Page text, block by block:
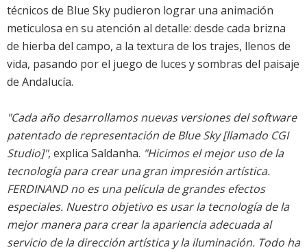
técnicos de Blue Sky pudieron lograr una animación
meticulosa en su atención al detalle: desde cada brizna
de hierba del campo, a la textura de los trajes, llenos de
vida, pasando por el juego de luces y sombras del paisaje
de Andalucía.
"Cada año desarrollamos nuevas versiones del software
patentado de representación de Blue Sky [llamado CGI
Studio]", explica Saldanha. "Hicimos el mejor uso de la
tecnología para crear una gran impresión artística.
FERDINAND no es una película de grandes efectos
especiales. Nuestro objetivo es usar la tecnología de la
mejor manera para crear la apariencia adecuada al
servicio de la dirección artística y la iluminación. Todo ha